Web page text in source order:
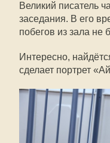
Великий писатель
заседания. В его
побегов из зала не
Интересно,
сделает портрет